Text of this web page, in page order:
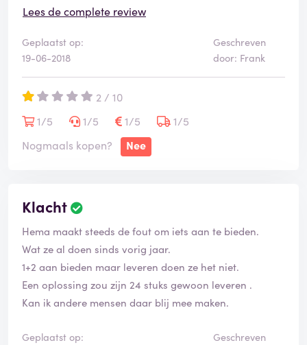
kopen, via die snauwende medewerkers van de
Lees de complete review
Geplaatst op:
19-06-2018
Geschreven
door: Frank
2 / 10
1/5
1/5 1/5
1/5
Nogmaals kopen?
Nee
Klacht
Hema maakt steeds de fout om iets aan te bieden.
Wat ze al doen sinds vorig jaar.
1+2 aan bieden maar leveren doen ze het niet.
Een oplossing zou zijn 24 stuks gewoon leveren .
Kan ik andere mensen daar blij mee maken.
Geplaatst op:
Geschreven